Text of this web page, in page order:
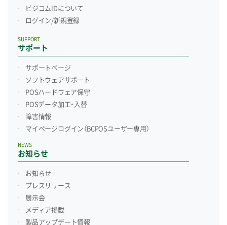
ビジコムIDについて
ログイン/新規登録
サポート
SUPPORT
サポートページ
ソフトウェアサポート
POSハードウェア保守
POSデータ加工・入替
障害情報
マイページログイン （BCPOSユーザー専用）
お知らせ
NEWS
お知らせ
プレスリリース
展示会
メディア掲載
製品アップデート情報